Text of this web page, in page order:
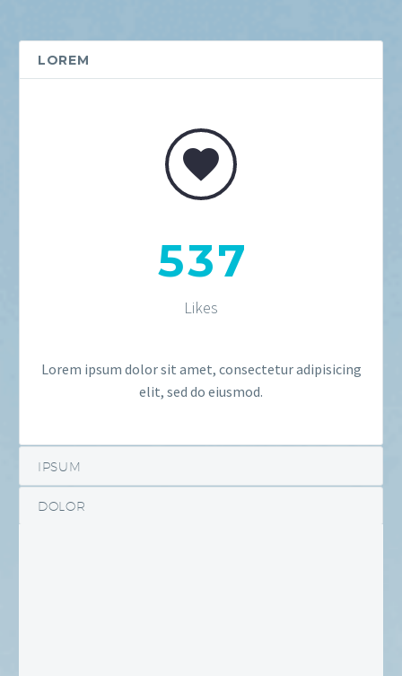
LOREM


537
Likes
Lorem ipsum dolor sit amet, consectetur adipisicing
elit, sed do eiusmod.
IPSUM
DOLOR